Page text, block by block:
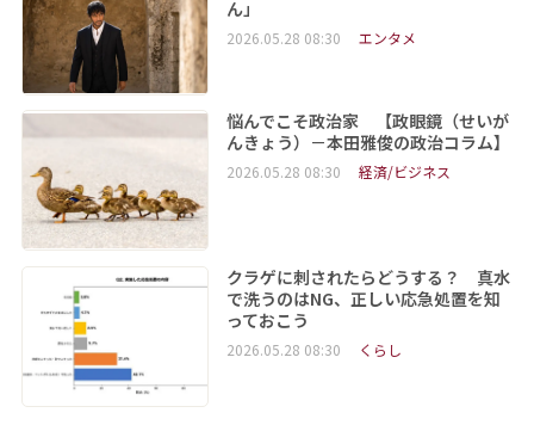
ん」
2026.05.28 08:30 エンタメ
悩んでこそ政治家 【政眼鏡（せいが
んきょう）－本田雅俊の政治コラム】
2026.05.28 08:30 経済/ビジネス
クラゲに刺されたらどうする？ 真水
で洗うのはNG、正しい応急処置を知
っておこう
2026.05.28 08:30 くらし